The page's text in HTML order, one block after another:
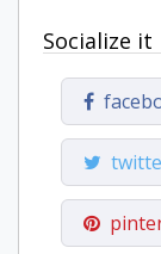
Socialize it